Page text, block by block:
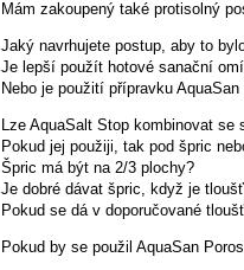
Mám zakoupený také protisolný
Jaký navrhujete postup, aby to
Je lepší použít hotové sanační
Nebo je použití přípravku
Lze AquaSalt Stop kombinovat
Pokud jej použiji, tak pod špric
Špric má být na 2/3 plochy?
Je dobré dávat špric, když je
Pokud se dá v doporučované
Pokud by se použil AquaSan